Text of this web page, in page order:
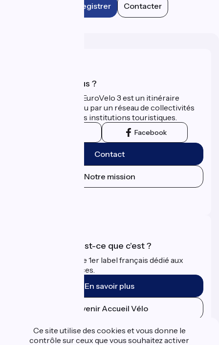
Enregistrer Contacter
Qui sommes-nous ?
La Scandibérique-EuroVelo 3 est un itinéraire
développé et promu par un réseau de collectivités
territoriales et leurs institutions touristiques.
Facebook
Contact
Notre mission
Accueil Vélo qu'est-ce que c'est ?
Accueil Vélo c'est le 1er label français dédié aux
cyclistes en vacances.
En savoir plus
Devenir Accueil Vélo
Financé dans le cadre de Destination France
Ce site utilise des cookies et vous donne le
contrôle sur ceux que vous souhaitez activer